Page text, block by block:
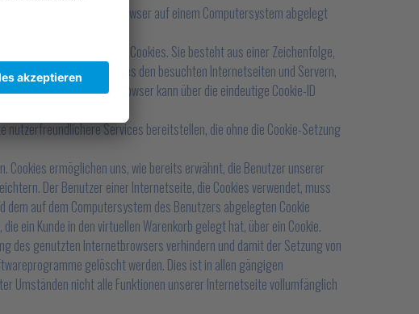
über einen Internetbrowser auf einem Computersystem abgelegt
eindeutige Kennung des Cookies. Sie besteht aus einer Zeichenfolge,
wurde. Dies ermöglicht es den besuchten Internetseiten und Servern,
bestimmter Internetbrowser kann über die eindeutige Cookie-ID
nutzerfreundlichere Services bereitstellen, die ohne die Cookie-Setzung
ermöglichen uns, wie bereits erwähnt, die Benutzer unserer
Der Benutzer einer Internetseite, die Cookies verwendet, muss
auf dem Computersystem des Benutzers abgelegten Cookie
ein Kunde in den virtuellen Warenkorb gelegt hat, über ein Cookie.
des genutzten Internetbrowsers verhindern und damit der Setzung von
gelöscht werden. Dies ist in allen gängigen
Umständen nicht alle Funktionen unserer Internetseite vollumfänglich